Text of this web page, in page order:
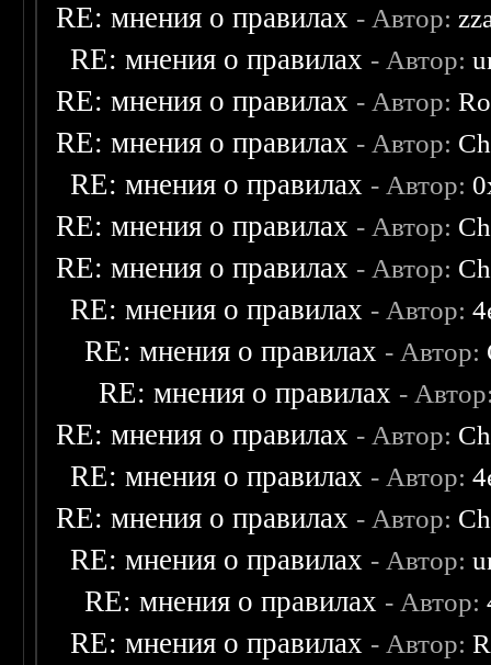
RE: мнения о правилах - Автор:
RE: мнения о правилах - Автор:
RE: мнения о правилах - Автор:
RE: мнения о правилах - Автор:
RE: мнения о правилах - Автор:
RE: мнения о правилах - Автор:
RE: мнения о правилах - Автор:
RE: мнения о правилах - Автор:
RE: мнения о правилах - Автор:
RE: мнения о правилах -
RE: мнения о правилах - Автор:
RE: мнения о правилах - Автор:
RE: мнения о правилах - Автор:
RE: мнения о правилах - Автор:
RE: мнения о правилах - Автор:
RE: мнения о правилах - Автор: